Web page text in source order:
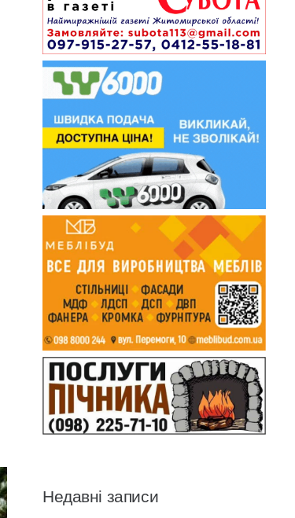
Недавні записи